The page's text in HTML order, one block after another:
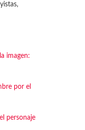
imagen:
por el
personaje